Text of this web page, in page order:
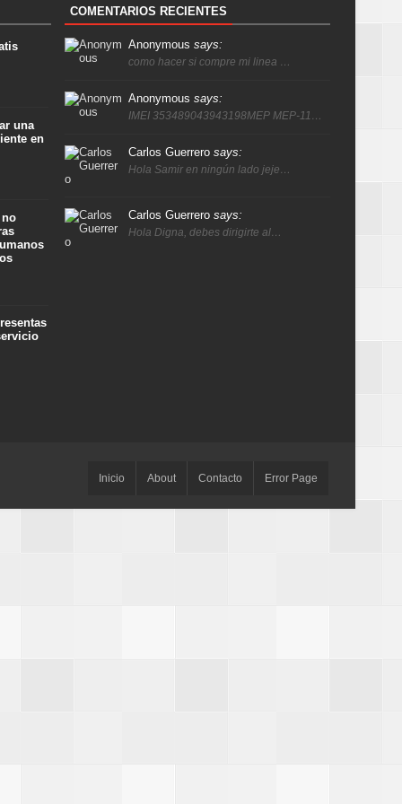
una
en
no
COMENTARIOS RECIENTES
Anonymous says:
como hacer si compre mi linea …
Anonymous says:
IMEI 353489043943198MEP MEP-11…
Carlos Guerrero says:
Hola Samir en ningún lado jeje…
Carlos Guerrero says:
Hola Digna, debes dirigirte al…
Inicio About Contacto Error Page